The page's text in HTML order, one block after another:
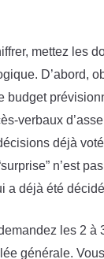
mettez les
D’abord,
budget
verbaux
déjà
n’est
a déjà été
les 2 à
générale.